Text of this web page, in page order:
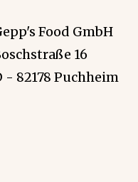
Food GmbH
16
- 82178 Puchheim